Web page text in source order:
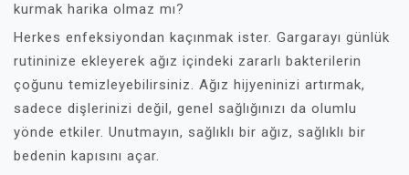
kurmak harika olmaz mı?
Herkes enfeksiyondan kaçınmak ister. Gargarayı günlük
rutininize ekleyerek ağız içindeki zararlı bakterilerin
çoğunu temizleyebilirsiniz. Ağız hijyeninizi artırmak,
sadece dişlerinizi değil, genel sağlığınızı da olumlu
yönde etkiler. Unutmayın, sağlıklı bir ağız, sağlıklı bir
bedenin kapısını açar.